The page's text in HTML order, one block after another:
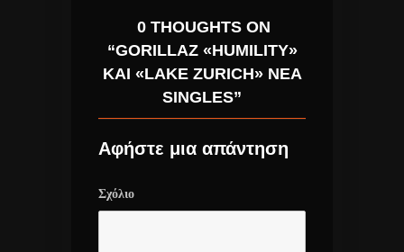
0 THOUGHTS ON
“GORILLAZ «HUMILITY»
ΚΑΙ «LAKE ZURICH» ΝΈΑ
SINGLES”
Αφήστε μια απάντηση
Σχόλιο